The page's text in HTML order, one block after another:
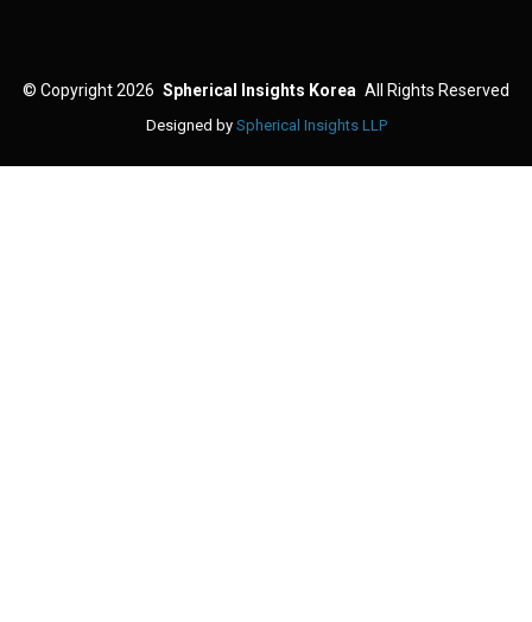
© Copyright 2026 Spherical Insights Korea All Rights Reserved
Designed by Spherical Insights LLP